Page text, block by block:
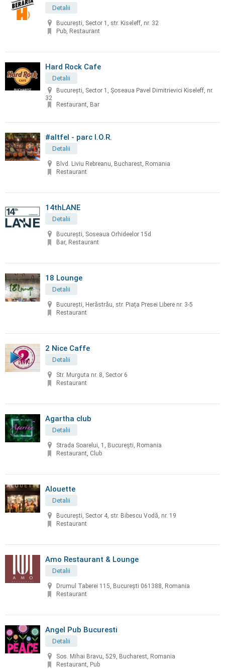
Detalii
București, Sector 1, str. Kiseleff, nr. 32
Pub, Restaurant
Hard Rock Cafe
Detalii
Bucureşti, Sector 1, Șoseaua Pavel Dimitrievici Kiseleff, nr.
32
Restaurant, Bar
#altfel - parc I.O.R.
Detalii
Blvd. Liviu Rebreanu, Bucharest, Romania
Restaurant
14thLANE
Detalii
București, Soseaua Orhideelor 15d
Bar, Restaurant
18 Lounge
Detalii
București, Herăstrău, str. Piața Presei Libere nr. 3-5
Restaurant
2 Nice Caffe
Detalii
Str. Murguta nr. 8, Sector 6
Restaurant
Agartha club
Detalii
Strada Soarelui, 1, Bucureşti, Romania
Restaurant, Club
Alouette
Detalii
București, Sector 4, str. Bibescu Vodă, nr. 19
Restaurant
Amo Restaurant & Lounge
Detalii
Drumul Taberei 115, București 061388, Romania
Restaurant
Angel Pub Bucuresti
Detalii
Sos. Mihai Bravu, 529, Bucharest, Romania
Restaurant, Pub